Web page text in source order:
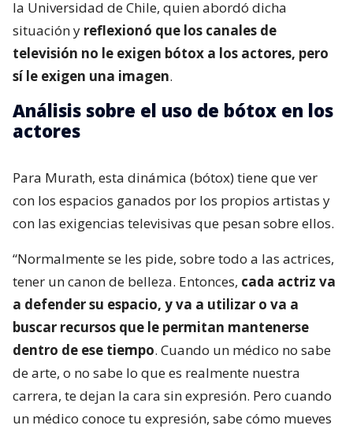
la Universidad de Chile, quien abordó dicha
situación y reflexionó que los canales de
televisión no le exigen bótox a los actores, pero
sí le exigen una imagen.
Análisis sobre el uso de bótox en los
actores
Para Murath, esta dinámica (bótox) tiene que ver
con los espacios ganados por los propios artistas y
con las exigencias televisivas que pesan sobre ellos.
“Normalmente se les pide, sobre todo a las actrices,
tener un canon de belleza. Entonces, cada actriz va
a defender su espacio, y va a utilizar o va a
buscar recursos que le permitan mantenerse
dentro de ese tiempo. Cuando un médico no sabe
de arte, o no sabe lo que es realmente nuestra
carrera, te dejan la cara sin expresión. Pero cuando
un médico conoce tu expresión, sabe cómo mueves